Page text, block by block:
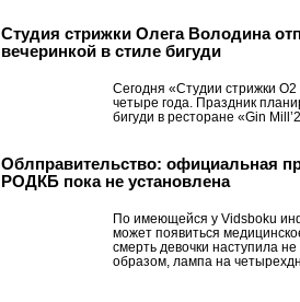
Студия стрижки Олега Володина
вечеринкой в стиле бигуди
Сегодня «Студии стрижки
четыре года. Праздник
бигуди в ресторане «Gin
Облправительство: официальная
РОДКБ пока не установлена
По имеющейся у Vidsboku
может появиться
смерть девочки наступила
образом, лампа на